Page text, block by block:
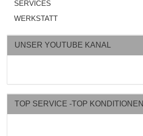
SERVICES
WERKSTATT
UNSER YOUTUBE KANAL
TOP SERVICE -TOP KONDITIONEN